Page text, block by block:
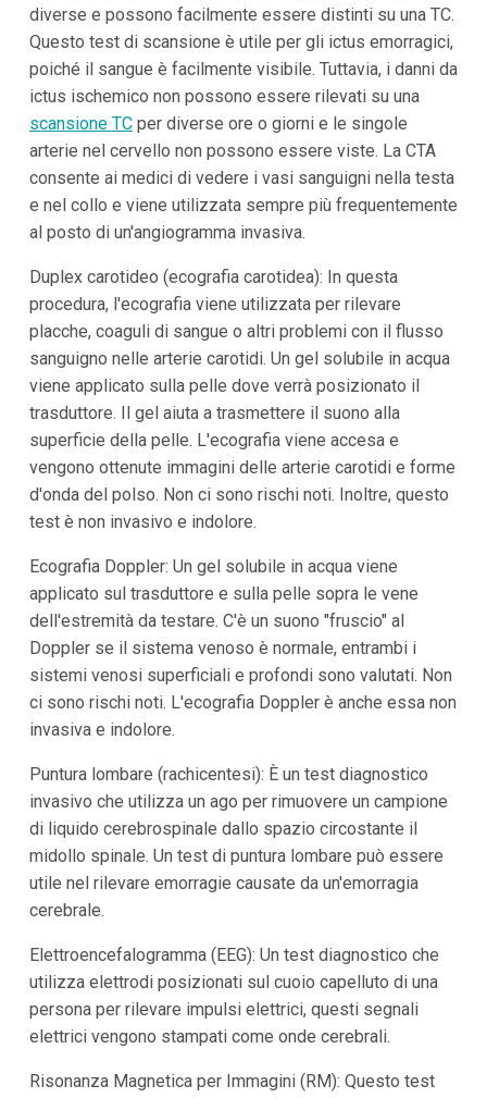
diverse e possono facilmente essere distinti su una TC.
Questo test di scansione è utile per gli ictus emorragici,
poiché il sangue è facilmente visibile. Tuttavia, i danni da
ictus ischemico non possono essere rilevati su una
scansione TCper diverse ore o giorni e le singole
arterie nel cervello non possono essere viste. La CTA
consente ai medici di vedere i vasi sanguigni nella testa
e nel collo e viene utilizzata sempre più frequentemente
al posto di un'angiogramma invasiva.
Duplex carotideo (ecografia carotidea): In questa
procedura, l'ecografia viene utilizzata per rilevare
placche, coaguli di sangue o altri problemi con il flusso
sanguigno nelle arterie carotidi. Un gel solubile in acqua
viene applicato sulla pelle dove verrà posizionato il
trasduttore. Il gel aiuta a trasmettere il suono alla
superficie della pelle. L'ecografia viene accesa e
vengono ottenute immagini delle arterie carotidi e forme
d'onda del polso. Non ci sono rischi noti. Inoltre, questo
test è non invasivo e indolore.
Ecografia Doppler: Un gel solubile in acqua viene
applicato sul trasduttore e sulla pelle sopra le vene
dell'estremità da testare. C'è un suono "fruscio" al
Doppler se il sistema venoso è normale, entrambi i
sistemi venosi superficiali e profondi sono valutati. Non
ci sono rischi noti. L'ecografia Dopplerè anche essa non
invasiva e indolore.
Puntura lombare (rachicentesi): È un test diagnostico
invasivo che utilizza un ago per rimuovere un campione
di liquido cerebrospinale dallo spazio circostante il
midollo spinale. Un test di puntura lombare può essere
utile nel rilevare emorragie causate da un'emorragia
cerebrale.
Elettroencefalogramma (EEG): Un test diagnostico che
utilizza elettrodi posizionati sul cuoio capelluto di una
persona per rilevare impulsi elettrici, questi segnali
elettrici vengono stampati come onde cerebrali.
Risonanza Magnetica per Immagini (RM): Questo test